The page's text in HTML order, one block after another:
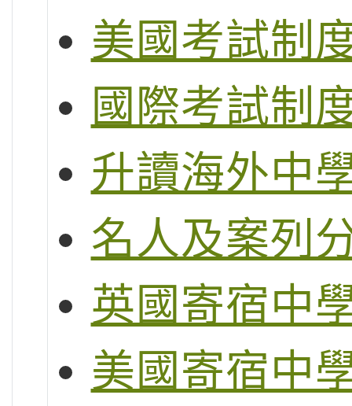
美國考試制
國際考試制
升讀海外中
名人及案列
英國寄宿中
美國寄宿中